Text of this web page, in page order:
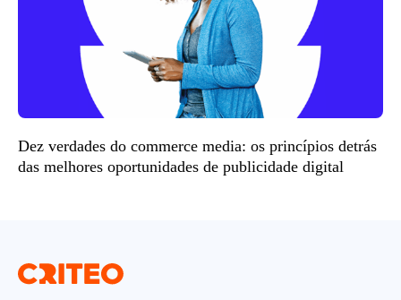
Dez verdades do commerce media: os princípios detrás
das melhores oportunidades de publicidade digital